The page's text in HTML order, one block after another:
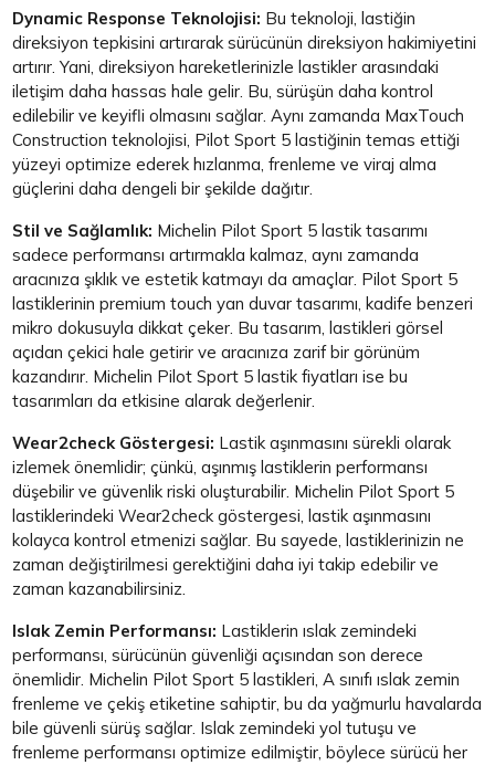
Dynamic Response Teknolojisi: Bu teknoloji, lastiğin
direksiyon tepkisini artırarak sürücünün direksiyon hakimiyetini
artırır. Yani, direksiyon hareketlerinizle lastikler arasındaki
iletişim daha hassas hale gelir. Bu, sürüşün daha kontrol
edilebilir ve keyifli olmasını sağlar. Aynı zamanda MaxTouch
Construction teknolojisi, Pilot Sport 5 lastiğinin temas ettiği
yüzeyi optimize ederek hızlanma, frenleme ve viraj alma
güçlerini daha dengeli bir şekilde dağıtır.
Stil ve Sağlamlık: Michelin Pilot Sport 5 lastik tasarımı
sadece performansı artırmakla kalmaz, aynı zamanda
aracınıza şıklık ve estetik katmayı da amaçlar. Pilot Sport 5
lastiklerinin premium touch yan duvar tasarımı, kadife benzeri
mikro dokusuyla dikkat çeker. Bu tasarım, lastikleri görsel
açıdan çekici hale getirir ve aracınıza zarif bir görünüm
kazandırır. Michelin Pilot Sport 5 lastik fiyatları ise bu
tasarımları da etkisine alarak değerlenir.
Wear2check Göstergesi: Lastik aşınmasını sürekli olarak
izlemek önemlidir; çünkü, aşınmış lastiklerin performansı
düşebilir ve güvenlik riski oluşturabilir. Michelin Pilot Sport 5
lastiklerindeki Wear2check göstergesi, lastik aşınmasını
kolayca kontrol etmenizi sağlar. Bu sayede, lastiklerinizin ne
zaman değiştirilmesi gerektiğini daha iyi takip edebilir ve
zaman kazanabilirsiniz.
Islak Zemin Performansı: Lastiklerin ıslak zemindeki
performansı, sürücünün güvenliği açısından son derece
önemlidir. Michelin Pilot Sport 5 lastikleri, A sınıfı ıslak zemin
frenleme ve çekiş etiketine sahiptir, bu da yağmurlu havalarda
bile güvenli sürüş sağlar. Islak zemindeki yol tutuşu ve
frenleme performansı optimize edilmiştir, böylece sürücü her